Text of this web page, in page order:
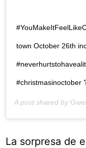
town October 26th
#christmasinoctober
A post shared by
La sorpresa de